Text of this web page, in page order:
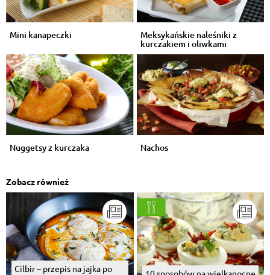
Mini kanapeczki Meksykańskie naleśniki z
kurczakiem i oliwkami
Nuggetsy z kurczaka Nachos
Zobacz również
Cilbir – przepis na jajka po